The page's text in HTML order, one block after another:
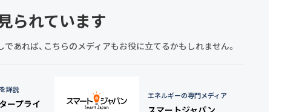
られています
あれば、こちらのメディアもお役に立てるかもしれません。
詳説
ープライ
エネルギーの専門メディア
スマートジャパン